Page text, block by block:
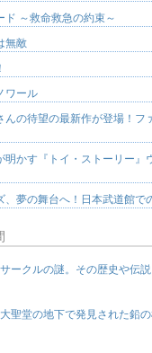
ド ～救命救急の約束～
無敵
ワール
んの待望の最新作が登場！フ
明かす『トイ・ストーリー
、夢の舞台へ！日本武道館で
ークルの謎。その歴史や伝
聖堂の地下で発見された鉛